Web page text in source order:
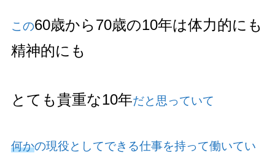
この60歳から70歳の10年は体力的にも
精神的にも
とても貴重な10年だと思っていて
何かの現役としてできる仕事を持って働いてい